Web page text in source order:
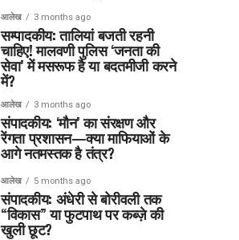
आलेख 3 months ago
सम्पादकीय: तालियां बजती रहनी
चाहिए! मालवणी पुलिस ‘जनता की
सेवा’ में मसरूफ है या बदतमीजी करने
में?
आलेख 3 months ago
संपादकीय: ‘मौन’ का संरक्षण और
रेंगता प्रशासन—क्या माफियाओं के
आगे नतमस्तक है तंत्र?
आलेख 5 months ago
संपादकीय: अंधेरी से बोरीवली तक
“विकास” या फुटपाथ पर कब्ज़े की
खुली छूट?